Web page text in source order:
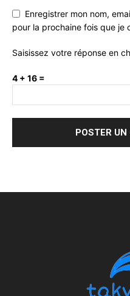
Enregistrer mon nom,
pour la prochaine fois que je
Saisissez votre réponse en
4 + 16 =